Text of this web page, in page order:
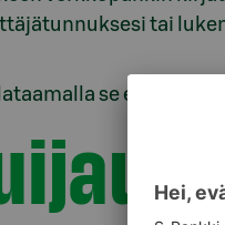
tai
se ensin